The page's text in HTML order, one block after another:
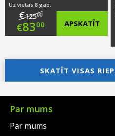
Uz vietas 8 gab.
€12500
Original
was:
€125.00.
€8300
price
is:
€83.00.
APSKATĪT
SKATĪT VISAS
Par mums
Par mums